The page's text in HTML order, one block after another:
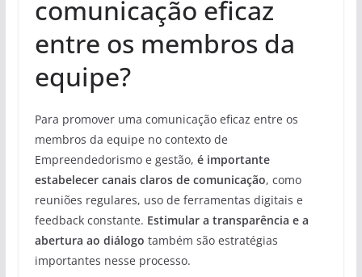
comunicação eficaz
entre os membros da
equipe?
Para promover uma comunicação eficaz entre os
membros da equipe no contexto de
Empreendedorismo e gestão, é importante
estabelecer canais claros de comunicação, como
reuniões regulares, uso de ferramentas digitais e
feedback constante. Estimular a transparência e a
abertura ao diálogo também são estratégias
importantes nesse processo.